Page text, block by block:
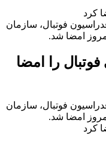
کرد
فوتبال، سازمان
امضا شد.
را امضا
فوتبال، سازمان
امضا شد.
کرد